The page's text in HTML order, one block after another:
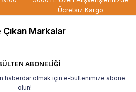
Ücretsiz Kargo
Çıkan Markalar
ABONELİĞİ
haberdar olmak için e-bültenimize abone
olun!